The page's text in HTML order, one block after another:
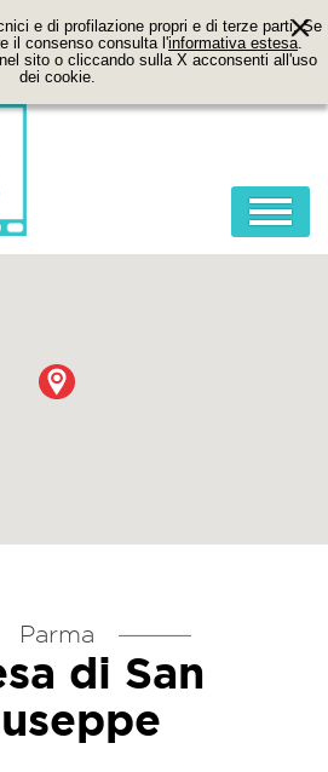
e di profilazione propri e di terze parti. Se
il consenso consulta l'informativa estesa.
sito o cliccando sulla X acconsenti all'uso
dei cookie.
FILM
LOCATION
Parma
di San